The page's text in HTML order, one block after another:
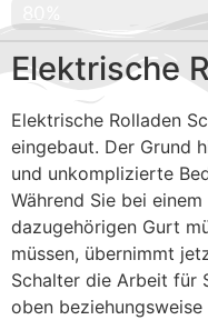
Abdeckung
80%
Elektrische
Elektrische Rolladen
eingebaut. Der Grund
und unkomplizierte
Während Sie bei
dazugehörigen Gurt
müssen, übernimmt
Schalter die Arbeit für
oben